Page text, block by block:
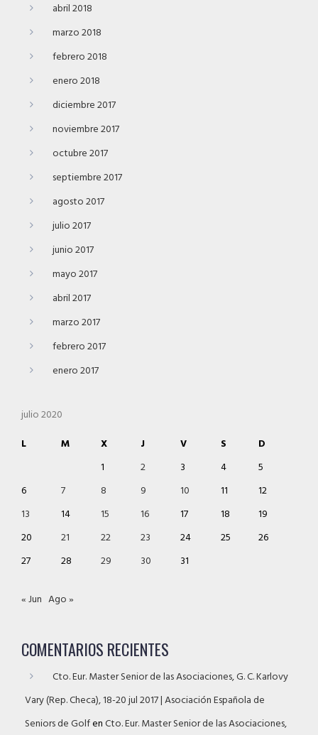
abril 2018
marzo 2018
febrero 2018
enero 2018
diciembre 2017
noviembre 2017
octubre 2017
septiembre 2017
agosto 2017
julio 2017
junio 2017
mayo 2017
abril 2017
marzo 2017
febrero 2017
enero 2017
julio 2020
L
M X J V S
D
1
2 3 4
5
6
7 8 9 10 11
12
13
14 15 16 17 18
19
20
21 22 23 24 25
26
27
28 29 30 31
« Jun Ago »
COMENTARIOS RECIENTES
Cto. Eur. Master Senior de las Asociaciones, G. C. Karlovy
Vary (Rep. Checa), 18-20 jul 2017 | Asociación Española de
Seniors de GolfenCto. Eur. Master Senior de las Asociaciones,